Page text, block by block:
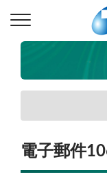
電子郵件